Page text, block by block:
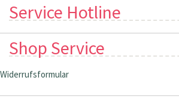
Service Hotline
Shop Service
Widerrufsformular